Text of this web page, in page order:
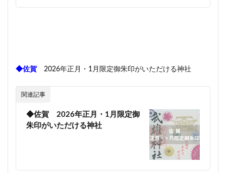
◆佐賀 2026年正月・1月限定御朱印がいただける神社
関連記事
◆佐賀 2026年正月・1月限定御
朱印がいただける神社